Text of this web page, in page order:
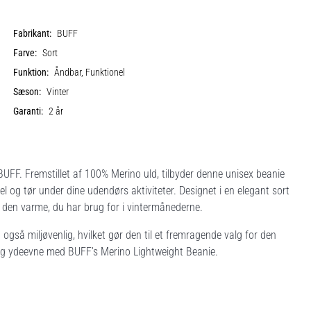
Fabrikant: BUFF
Farve: Sort
Funktion: Åndbar, Funktionel
Sæson: Vinter
Garanti: 2 år
Fremstillet af 100% Merino uld, tilbyder denne unisex beanie
tør under dine udendørs aktiviteter. Designet i en elegant sort
varme, du har brug for i vintermånederne.
miljøvenlig, hvilket gør den til et fremragende valg for den
med BUFF’s Merino Lightweight Beanie.